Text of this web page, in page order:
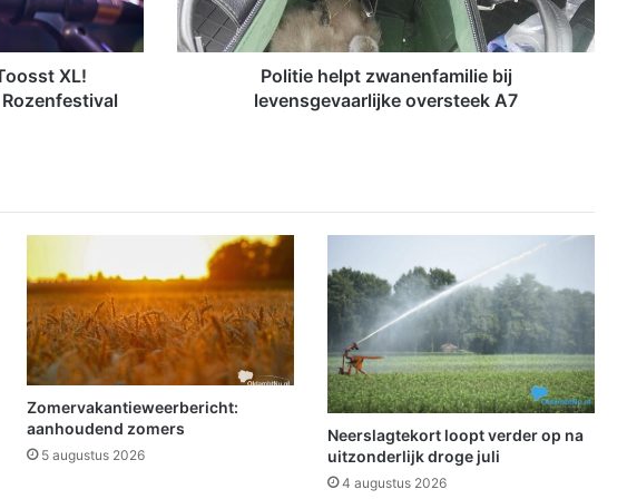
XL!
h
e
n
f
a
m
i
e
Politie helpt zwanenfamilie bij
levensgevaarlijke oversteek A7
Zomervakantieweerbericht:
aanhoudend zomers
5 augustus 2026
Neerslagtekort loopt verder op na
uitzonderlijk droge juli
4 augustus 2026